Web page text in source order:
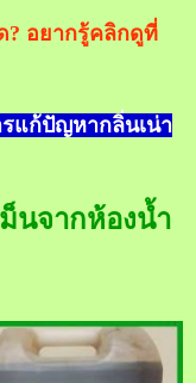
? อยากรู้คลิกดูที่
รแก้ปัญหากลิ่นเน่า
นจากห้องน้ำ